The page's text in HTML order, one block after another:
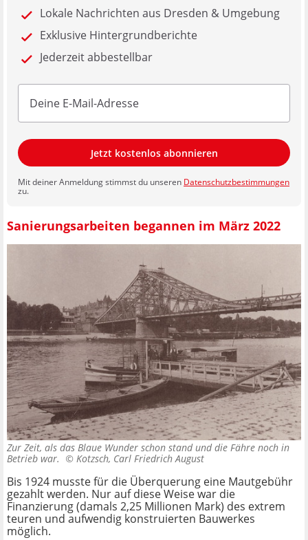
Lokale Nachrichten aus Dresden & Umgebung
Exklusive Hintergrundberichte
Jederzeit abbestellbar
Jetzt kostenlos abonnieren
Mit deiner Anmeldung stimmst du unseren Datenschutzbestimmungen
zu.
Sanierungsarbeiten begannen im März 2022
Zur Zeit, als das Blaue Wunder schon stand und die Fähre noch in
Betrieb war. © Kotzsch, Carl Friedrich August
Bis 1924 musste für die Überquerung eine Mautgebühr
gezahlt werden. Nur auf diese Weise war die
Finanzierung (damals 2,25 Millionen Mark) des extrem
teuren und aufwendig konstruierten Bauwerkes
möglich.